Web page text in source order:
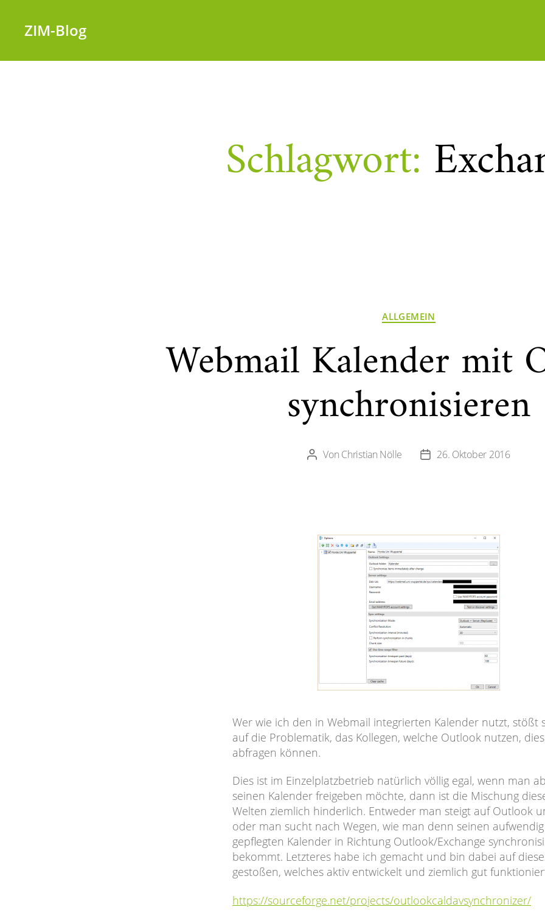
ZIM-Blog
Schlagwort:
Kategorien
ALLGEMEIN
Webmail Kalender mit
synchronisieren
Beitragsautor
Von Christian Nölle Veröffentlichungsdatum
26. Oktober 2016
Wer wie ich den in Webmail integrierten Kalender nutzt, stößt
auf die Problematik, das Kollegen, welche Outlook nutzen,
abfragen können.
Dies ist im Einzelplatzbetrieb natürlich völlig egal, wenn man
seinen Kalender freigeben möchte, dann ist die Mischung
Welten ziemlich hinderlich. Entweder man steigt auf Outlook
oder man sucht nach Wegen, wie man denn seinen aufwendig
gepflegten Kalender in Richtung Outlook/Exchange
bekommt. Letzteres habe ich gemacht und bin dabei auf
gestoßen, welches aktiv entwickelt und ziemlich gut
https://sourceforge.net/projects/outlookcaldavsynchronizer/